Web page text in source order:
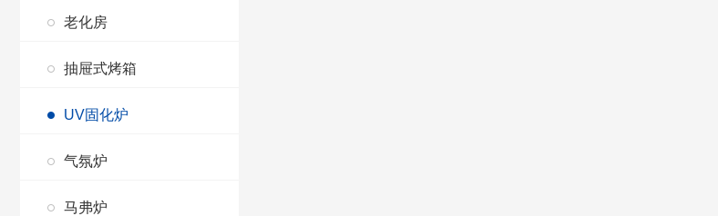
老化房
抽屉式烤箱
UV固化炉
气氛炉
马弗炉